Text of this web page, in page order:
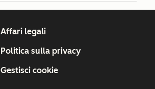
Affari legali
Politica sulla privacy
Gestisci cookie